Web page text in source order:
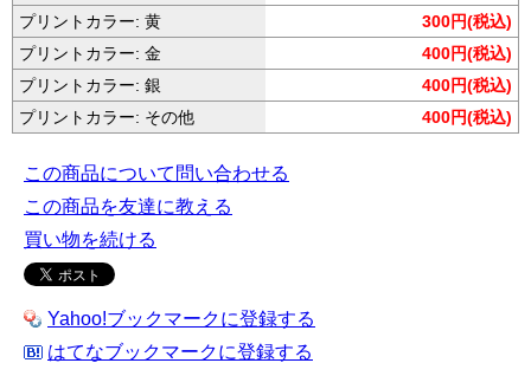
プリントカラー: 黄
300円(税込)
プリントカラー: 金
400円(税込)
プリントカラー: 銀
400円(税込)
プリントカラー: その他
400円(税込)
この商品について問い合わせる
この商品を友達に教える
買い物を続ける
Yahoo!ブックマークに登録する
はてなブックマークに登録する